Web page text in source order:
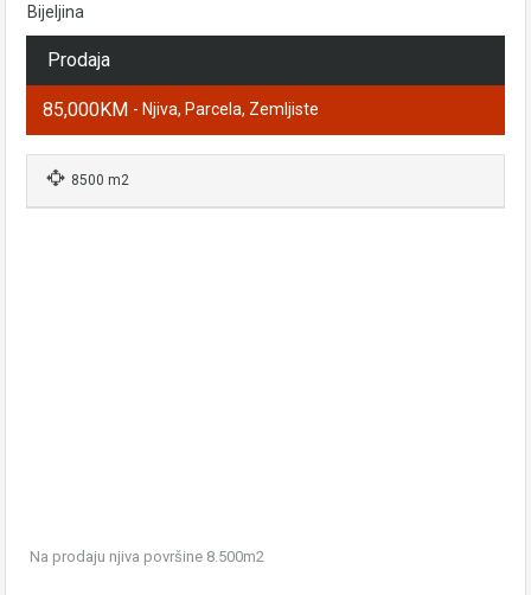
Bijeljina
Prodaja
85,000KM - Njiva, Parcela, Zemljiste
8500 m2
Na prodaju njiva površine 8.500m2